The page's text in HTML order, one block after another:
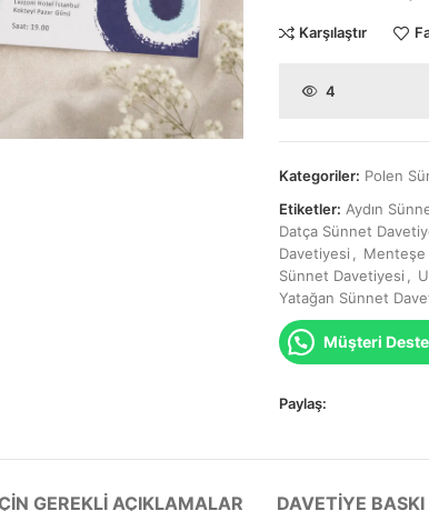
Karşılaştır
4
Kategoriler: Polen
Etiketler: Aydın
Datça Sünnet
Davetiyesi
Menteşe
Sünnet Davetiyesi
Yatağan Sünnet
Müşteri
Paylaş:
GEREKLI AÇIKLAMALAR DAVETIYE